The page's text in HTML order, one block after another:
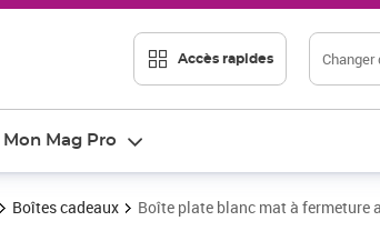
Accès rapides Changer
Mon Mag Pro
Boîtes cadeaux Boîte plate blanc mat à fermeture